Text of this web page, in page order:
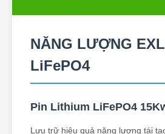
NĂNG LƯỢNG
LiFePO4
Pin Lithium LiFePO4
Lưu trữ hiệu quả năng lượng tái